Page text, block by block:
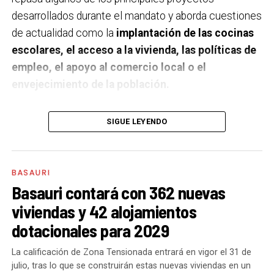
desarrollados durante el mandato y aborda cuestiones
de actualidad como la implantación de las cocinas
escolares, el acceso a la vivienda, las políticas de
empleo, el apoyo al comercio local o el
envejecimiento de la población.
A un año de acabar la legislatura, ¿qué balance
haces de la gestión del PSE en tus áreas dentro
del equipo de gobierno y qué proyectos
los gobiernos sirve para transformar y mejorar la vida
de las personas y, por eso, tan importante como la
gestión en las áreas de nuestra responsabilidad es la
impronta que marcamos en cuáles son las prioridades
del equipo de gobierno.
SIGUE LEYENDO
BASAURI
Basauri contará con 362 nuevas
viviendas y 42 alojamientos
dotacionales para 2029
La calificación de Zona Tensionada entrará en vigor el 31 de
julio, tras lo que se construirán estas nuevas viviendas en un